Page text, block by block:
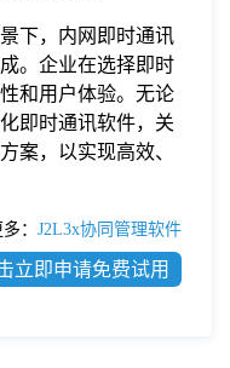
下，内网即时通讯
。企业在选择即时
和用户体验。无论
即时通讯软件，关
案，以实现高效、
： J2L3x协同管理软件
立即申请免费试用